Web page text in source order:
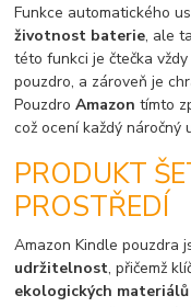
Funkce automatického
životnost baterie, ale
této funkci je čtečka
pouzdro, a zároveň je
PouzdroAmazontímto
což ocení každý náročný
PRODUKT
PROSTŘEDÍ
Amazon Kindle pouzdra
udržitelnost, přičemž
ekologických materiálů